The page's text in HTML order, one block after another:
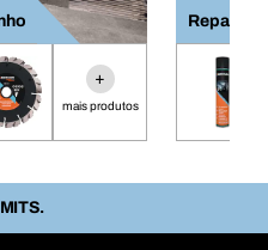
+
mais produtos